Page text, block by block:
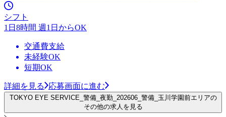
シフト
1日8時間 週1日からOK
交通費支給
未経験OK
短期OK
詳細を見る 応募画面に進む
TOKYO EYE SERVICE_警備_夜勤_202606_警備_玉川学園前エリアの
その他の求人を見る